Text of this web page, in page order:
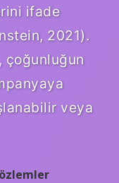
ifade
2021).
çoğunluğun
veya